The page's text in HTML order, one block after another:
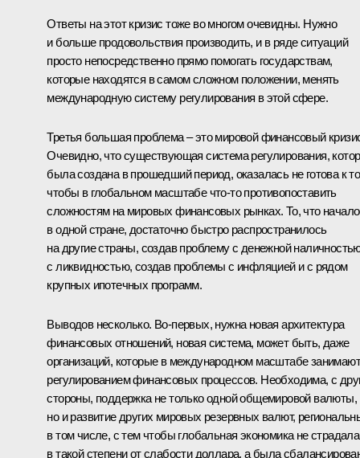
Ответы на этот кризис тоже во многом очевидны. Нужно
и больше продовольствия производить, и в ряде ситуаций
просто непосредственно прямо помогать государствам,
которые находятся в самом сложном положении, менять
международную систему регулирования в этой сфере.
Третья большая проблема – это мировой финансовый
Очевидно, что существующая система регулирования,
была создана в прошедший период, оказалась не готова к
чтобы в глобальном масштабе что‑то противопоставить
сложностям на мировых финансовых рынках. То, что
в одной стране, достаточно быстро распространилось
на другие страны, создав проблему с денежной
с ликвидностью, создав проблемы с инфляцией и с рядом
крупных ипотечных программ.
Выводов несколько. Во‑первых, нужна новая архитектура
финансовых отношений, новая система, может быть, даже
организаций, которые в международном масштабе
регулированием финансовых процессов. Необходима, с
стороны, поддержка не только одной общемировой валюты,
но и развитие других мировых резервных валют,
в том числе, с тем чтобы глобальная экономика не страдала
в такой степени от слабости доллара, а была